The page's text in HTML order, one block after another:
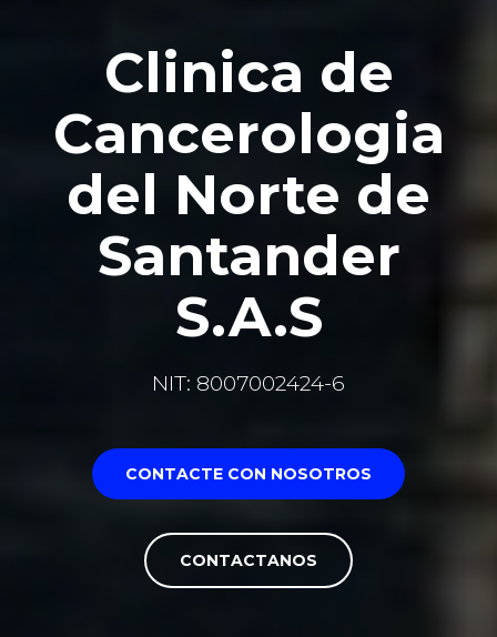
Clinica de
Cancerologia
del Norte de
Santander
S.A.S
NIT: 8007002424-6
CONTACTE CON NOSOTROS
CONTACTANOS